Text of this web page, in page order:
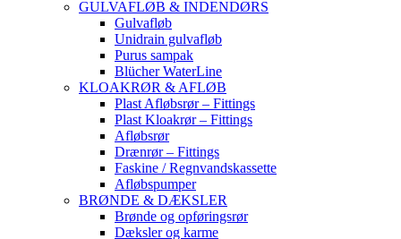
GULVAFLØB & INDENDØRS
Gulvafløb
Unidrain gulvafløb
Purus sampak
Blücher WaterLine
KLOAKRØR & AFLØB
Plast Afløbsrør – Fittings
Plast Kloakrør – Fittings
Afløbsrør
Drænrør – Fittings
Faskine / Regnvandskassette
Afløbspumper
BRØNDE & DÆKSLER
Brønde og opføringsrør
Dæksler og karme